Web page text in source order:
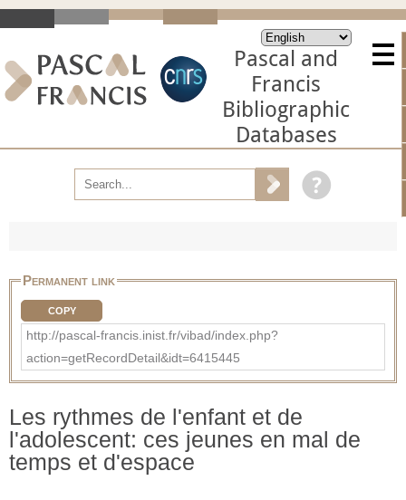
Pascal and
Francis
Bibliographic
Databases
Permanent link
COPY
http://pascal-francis.inist.fr/vibad/index.php?
action=getRecordDetail&idt=6415445
Les rythmes de l'enfant et de
l'adolescent: ces jeunes en mal de
temps et d'espace